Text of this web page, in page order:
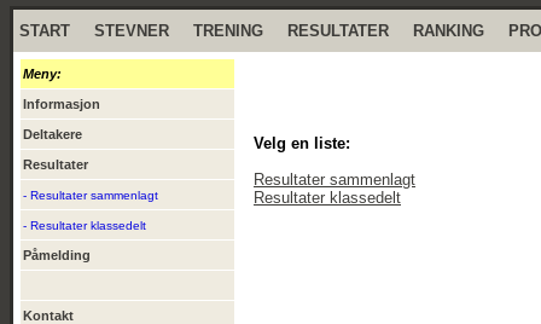
START STEVNER TRENING RESULTATER RANKING
Meny:
Informasjon
Deltakere
Resultater
- Resultater sammenlagt
- Resultater klassedelt
Påmelding
Kontakt
Velg en liste:
Resultater sammenlagt
Resultater klassedelt